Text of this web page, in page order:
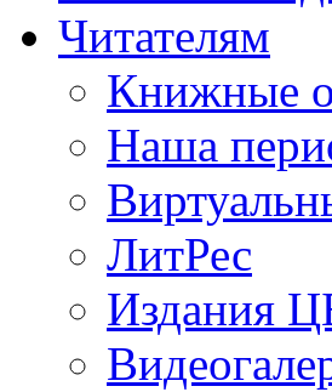
Читателям
Книжные
Наша
ЛитРес
Издания